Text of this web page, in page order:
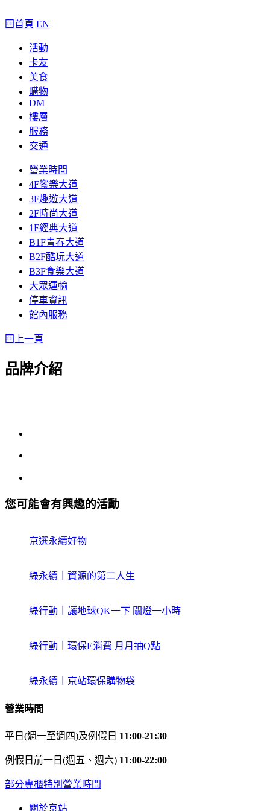
回首頁 EN
活動
卡友
美食
購物
DM
樓層
服務
交通
營業時間
4F饗樂大道
3F趣遊大道
2F時尚大道
1F經典大道
B1F青春大道
B2F酷玩大道
B3F食樂大道
大眾運輸
停車資訊
館內服務
回上一頁
品牌介紹
您可能會有興趣的活動
京選永續好物
綠永續｜資源的第二人生
綠行動｜讓地球QK一下 關燈一小時
綠行動｜環保E消費 月月抽Q點
綠永續｜京站環保購物袋
營業時間
平日(週一至週四)及例假日 11:00-21:30
例假日前一日(週五、週六) 11:00-22:00
部分專櫃特別營業時間
關於京站